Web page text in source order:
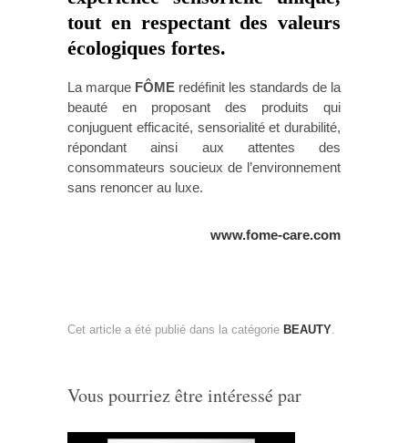
tout en respectant des valeurs
écologiques fortes.
La marque FÔME redéfinit les standards de la
beauté en proposant des produits qui
conjuguent efficacité, sensorialité et durabilité,
répondant ainsi aux attentes des
consommateurs soucieux de l’environnement
sans renoncer au luxe.
www.fome-care.com
Cet article a été publié dans la catégorie BEAUTY
Vous pourriez être intéressé par